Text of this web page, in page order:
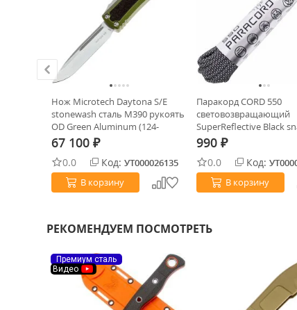
Нож Microtech Daytona S/E
stonewash сталь M390 рукоять
OD Green Aluminum (124-
10ODS)
67 100 ₽
0.0 Код: УТ000026135
В корзину
Паракорд CORD 550
световозвращающий
SuperReflective Black
990 ₽
0.0 Код:
В корзину
РЕКОМЕНДУЕМ ПОСМОТРЕТЬ
Премиум сталь
Видео